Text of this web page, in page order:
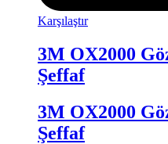
Karşılaştır
3M OX2000
Şeffaf
3M OX2000
Şeffaf